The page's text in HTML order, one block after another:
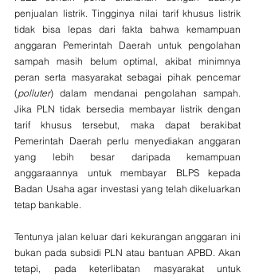
penjualan listrik. Tingginya nilai tarif khusus listrik
tidak bisa lepas dari fakta bahwa kemampuan
anggaran Pemerintah Daerah untuk pengolahan
sampah masih belum optimal, akibat minimnya
peran serta masyarakat sebagai pihak pencemar
(polluter) dalam mendanai pengolahan sampah.
Jika PLN tidak bersedia membayar listrik dengan
tarif khusus tersebut, maka dapat berakibat
Pemerintah Daerah perlu menyediakan anggaran
yang lebih besar daripada kemampuan
anggaraannya untuk membayar BLPS kepada
Badan Usaha agar investasi yang telah dikeluarkan
tetap bankable.
Tentunya jalan keluar dari kekurangan anggaran ini
bukan pada subsidi PLN atau bantuan APBD. Akan
tetapi, pada keterlibatan masyarakat untuk